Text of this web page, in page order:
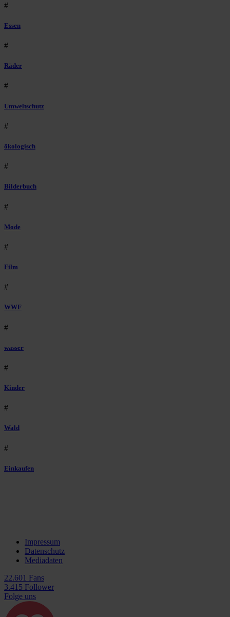
#
Essen
#
Räder
#
Umweltschutz
#
ökologisch
#
Bilderbuch
#
Mode
#
Film
#
WWF
#
wasser
#
Kinder
#
Wald
#
Einkaufen
Impressum
Datenschutz
Mediadaten
22.601 Fans
3.415 Follower
Folge uns